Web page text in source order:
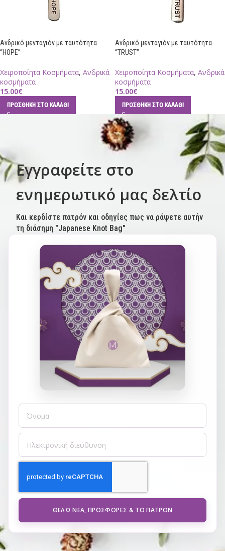
Ανδρικό μενταγιόν με ταυτότητα
“HOPE”
Χειροποίητα Κοσμήματα, Ανδρικά
κοσμήματα
15.00€
ΠΡΟΣΘΉΚΗ ΣΤΟ ΚΑΛΆΘΙ
Ανδρικό μενταγιόν με ταυτότητα
“TRUST”
Χειροποίητα Κοσμήματα, Ανδρικά
κοσμήματα
15.00€
ΠΡΟΣΘΉΚΗ ΣΤΟ ΚΑΛΆΘΙ
Εγγραφείτε στο
ενημερωτικό μας δελτίο
Και κερδίστε πατρόν και οδηγίες πως να ράψετε αυτήν
τη διάσημη "Japanese Knot Bag"
ΘΈΛΩ ΝΈΑ, ΠΡΟΣΦΟΡΈΣ & ΤΟ ΠΑΤΡΌΝ